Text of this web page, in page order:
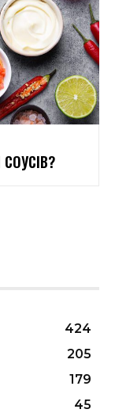
424
205
179
45